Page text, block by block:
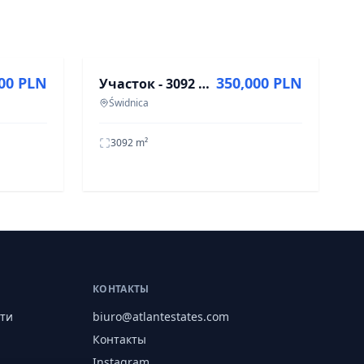
PLN Участок - 3092 м² - ул. Бункровая Швидница
Świdnica
350,000 PLN
3092 m²
КОНТАКТЫ
biuro@atlantestates.com
Контакты